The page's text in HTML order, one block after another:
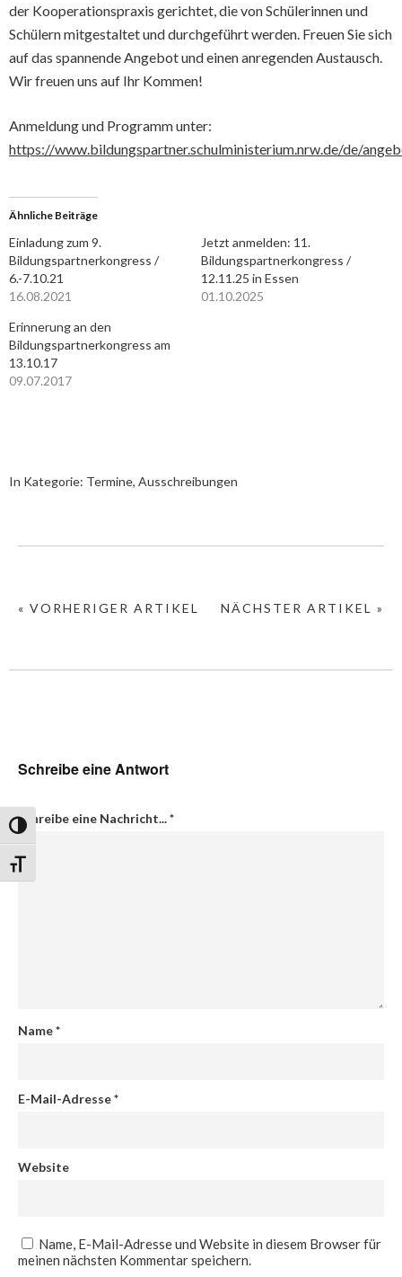
Umschalten auf hohe Kontraste
Schrift vergrößern
der Kooperationspraxis gerichtet, die von Schülerinnen und
Schülern mitgestaltet und durchgeführt werden. Freuen Sie sich
auf das spannende Angebot und einen anregenden Austausch.
Wir freuen uns auf Ihr Kommen!
Anmeldung und Programm unter:
https://www.bildungspartner.schulministerium.nrw.de/de/
Ähnliche Beiträge
Einladung zum 9.
Bildungspartnerkongress /
6.-7.10.21
16.08.2021
Jetzt anmelden: 11.
Bildungspartnerkongress /
12.11.25 in Essen
01.10.2025
Erinnerung an den
Bildungspartnerkongress am
13.10.17
09.07.2017
In Kategorie: Termine, Ausschreibungen
NÄCHSTER ARTIKEL »
« VORHERIGER ARTIKEL
Schreibe eine Antwort
Schreibe eine Nachricht...*
Name*
E-Mail-Adresse*
Website
Name, E-Mail-Adresse und Website in diesem Browser für
meinen nächsten Kommentar speichern.